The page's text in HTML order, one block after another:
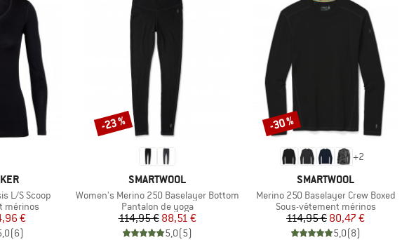
L/S Scoop
mérinos
réduit
€
(6)
MARQUE
SMARTWOOL
Article
Women's Merino 250 Baselayer Bottom
Product group
Pantalon de yoga
Prix
114,95 €Prix réduit
88,51 €
5,0(5)
Remise
-23 %
+2
MARQUE
SMARTWOOL
Article
Merino 250 Baselayer Crew Boxed
Product group
Sous-vêtement mérinos
Prix
114,95 €Prix réduit
80,47 €
5,0(8)
Remise
-30 %